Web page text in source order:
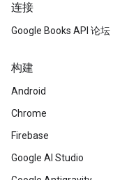
连接
Google Books API 论坛
构建
Android
Chrome
Firebase
Google AI Studio